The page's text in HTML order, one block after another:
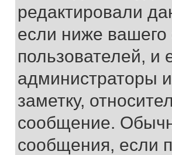
редактировали
если ниже
пользователей, и
администраторы
заметку,
сообщение.
сообщения, если